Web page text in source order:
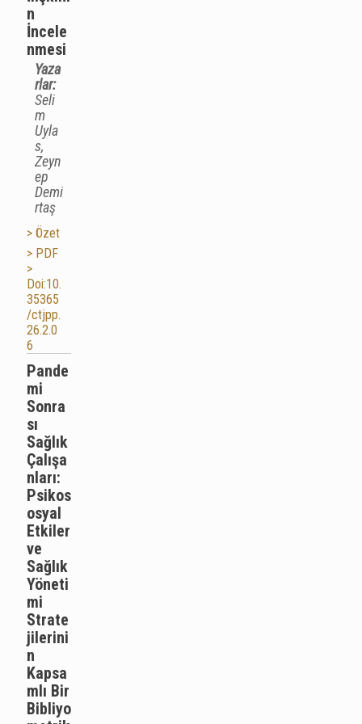
n
İncele
nmesi
Yaza
rlar:
Seli
m
Uyla
s,
Zeyn
ep
Demi
rtaş
> Özet
> PDF
>
Doi:10.
35365
/ctjpp.
26.2.0
6
Pande
mi
Sonra
sı
Sağlık
Çalışa
nları:
Psikos
osyal
Etkiler
ve
Sağlık
Yöneti
mi
Strate
jilerini
n
Kapsa
mlı Bir
Bibliyo